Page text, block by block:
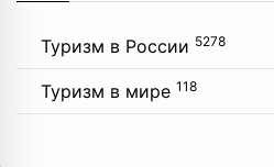
Туризм в России 5278
Туризм в мире 118